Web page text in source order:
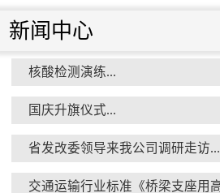
衡水市委书记新项目开
消防小组训练...
新闻中心
核酸检测演练...
国庆升旗仪式...
省发改委领导来我公司调研走访...